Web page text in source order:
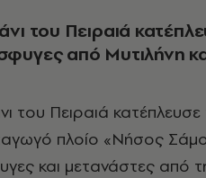
του Πειραιά
από Μυτιλήνη
του Πειραιά
πλοίο «Νήσος
και μετανάστες από